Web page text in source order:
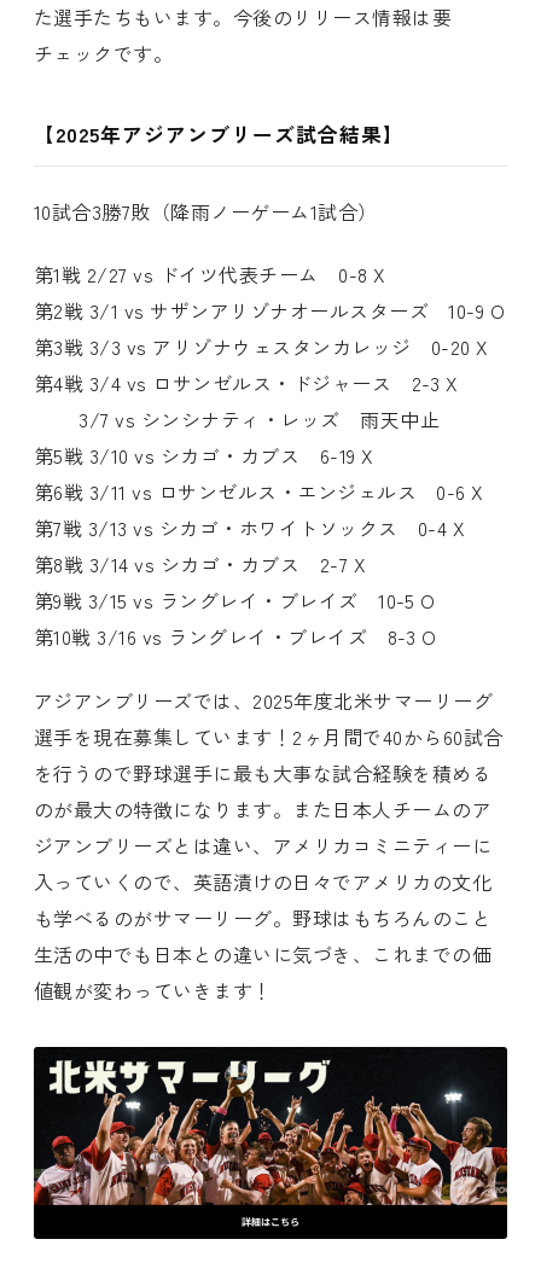
た選手たちもいます。今後のリリース情報は要
チェックです。
【2025年アジアンブリーズ試合結果】
10試合3勝7敗（降雨ノーゲーム1試合）
第1戦 2/27 vs ドイツ代表チーム 0-8 X
第2戦 3/1 vs サザンアリゾナオールスターズ 10-9 O
第3戦 3/3 vs アリゾナウェスタンカレッジ 0-20 X
第4戦 3/4 vs ロサンゼルス・ドジャース 2-3 X
3/7 vs シンシナティ・レッズ 雨天中止
第5戦 3/10 vs シカゴ・カブス 6-19 X
第6戦 3/11 vs ロサンゼルス・エンジェルス 0-6 X
第7戦 3/13 vs シカゴ・ホワイトソックス 0-4 X
第8戦 3/14 vs シカゴ・カブス 2-7 X
第9戦 3/15 vs ラングレイ・ブレイズ 10-5 O
第10戦 3/16 vs ラングレイ・ブレイズ 8-3 O
アジアンブリーズでは、2025年度北米サマーリーグ
選手を現在募集しています！2ヶ月間で40から60試合
を行うので野球選手に最も大事な試合経験を積める
のが最大の特徴になります。また日本人チームのア
ジアンブリーズとは違い、アメリカコミニティーに
入っていくので、英語漬けの日々でアメリカの文化
も学べるのがサマーリーグ。野球はもちろんのこと
生活の中でも日本との違いに気づき、これまでの価
値観が変わっていきます！